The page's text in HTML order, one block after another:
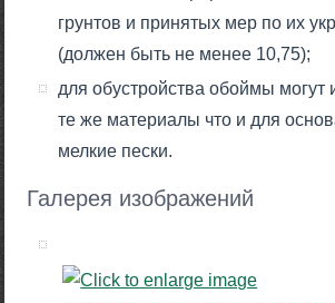
грунтов и принятых мер по их
(должен быть не менее 10,75);
для обустройства обоймы могут
те же материалы что и для
мелкие пески.
Галерея изображений